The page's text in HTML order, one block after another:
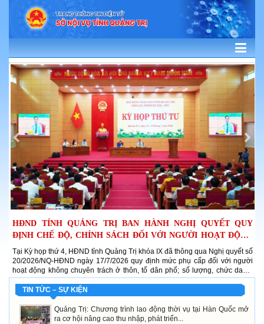
TIN TỨC – SỰ KIỆN
Quảng Trị: Chương trình lao động thời vụ tại Hàn Quốc mở
ra cơ hội nâng cao thu nhập, phát triển...
HĐND TỈNH QUẢNG TRỊ BAN HÀNH NGHỊ QUYẾT QUY
ĐỊNH CHẾ ĐỘ, CHÍNH SÁCH ĐỐI VỚI NGƯỜI HOẠT ĐỘNG
Ở THÔN,...
Tại Kỳ họp thứ 4, HĐND tỉnh Quảng Trị khóa IX đã thông qua Nghị quyết số
20/2026/NQ-HĐND ngày 17/7/2026 quy định mức phụ cấp đối với người
hoạt động không chuyên trách ở thôn, tổ dân phố; số lượng, chức danh,
mức hỗ trợ đối với người tham gia hoạt động ở thôn, tổ dân phố; việc kiêm
nhiệm và mức phụ cấp...